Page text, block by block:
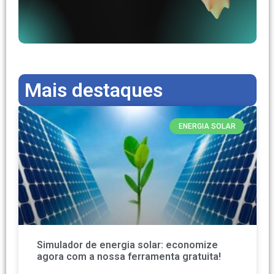
Mais destaques
ENERGIA SOLAR
Simulador de energia solar: economize
agora com a nossa ferramenta gratuita!